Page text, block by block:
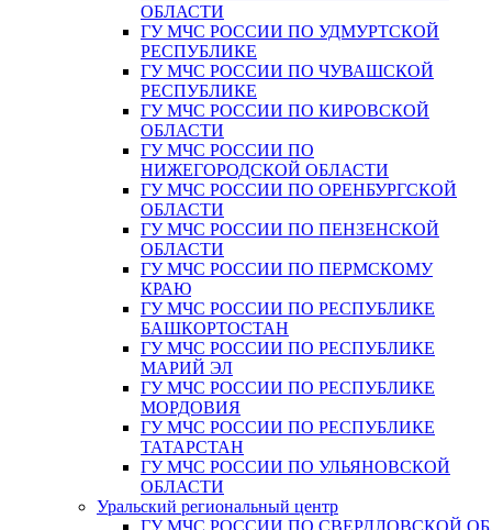
ОБЛАСТИ
ГУ МЧС РОССИИ ПО УДМУРТСКОЙ
РЕСПУБЛИКЕ
ГУ МЧС РОССИИ ПО ЧУВАШСКОЙ
РЕСПУБЛИКЕ
ГУ МЧС РОССИИ ПО КИРОВСКОЙ
ОБЛАСТИ
ГУ МЧС РОССИИ ПО
НИЖЕГОРОДСКОЙ ОБЛАСТИ
ГУ МЧС РОССИИ ПО ОРЕНБУРГСКОЙ
ОБЛАСТИ
ГУ МЧС РОССИИ ПО ПЕНЗЕНСКОЙ
ОБЛАСТИ
ГУ МЧС РОССИИ ПО ПЕРМСКОМУ
КРАЮ
ГУ МЧС РОССИИ ПО РЕСПУБЛИКЕ
БАШКОРТОСТАН
ГУ МЧС РОССИИ ПО РЕСПУБЛИКЕ
МАРИЙ ЭЛ
ГУ МЧС РОССИИ ПО РЕСПУБЛИКЕ
МОРДОВИЯ
ГУ МЧС РОССИИ ПО РЕСПУБЛИКЕ
ТАТАРСТАН
ГУ МЧС РОССИИ ПО УЛЬЯНОВСКОЙ
ОБЛАСТИ
Уральский региональный центр
ГУ МЧС РОССИИ ПО СВЕРДЛОВСКОЙ